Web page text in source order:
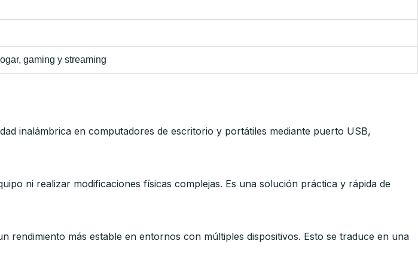
gaming y streaming
inalámbrica en computadores de escritorio y portátiles mediante puerto USB,
ni realizar modificaciones físicas complejas. Es una solución práctica y rápida de
más estable en entornos con múltiples dispositivos. Esto se traduce en una